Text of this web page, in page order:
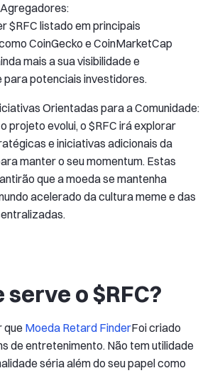
$RFC listado em principais
CoinGecko e CoinMarketCap
mais a sua visibilidade e
para potenciais investidores.
Orientadas para a Comunidade:
projeto evolui, o $RFC irá explorar
e iniciativas adicionais da
manter o seu momentum. Estas
que a moeda se mantenha
acelerado da cultura meme e das
serve o $RFC?
que Moeda Retard FinderFoi criado
de entretenimento. Não tem utilidade
séria além do seu papel como